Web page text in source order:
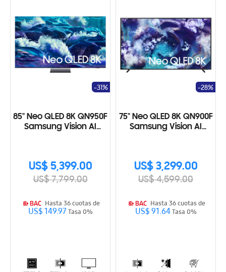
85" Neo QLED 8K QN950F
Samsung Vision AI
US$ 5,399.00
US$ 7,799.00
-31%
Hasta 36 cuotas de
US$ 149.97Tasa 0%
75" Neo QLED 8K QN900F
Samsung Vision AI
US$ 3,299.00
US$ 4,599.00
-28%
Hasta 36 cuotas de
US$ 91.64Tasa 0%